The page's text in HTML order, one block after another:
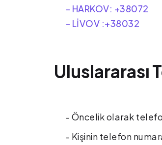
- HARKOV: +38072
- LİVOV :+38032
Uluslararası
- Öncelik olarak
- Kişinin telefon